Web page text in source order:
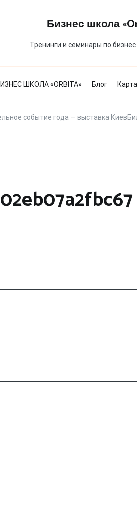
Бизнес школа
Тренинги и семинары по
ШКОЛА «ORBITA» Блог
событие года — выставка